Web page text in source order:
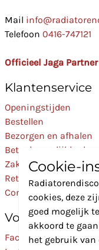
Mail
Telefoon 0416-747121
Officieel Jaga Partner
Klantenservice
Openingstijden
Bestellen
Bezorgen en afhalen
Betaalmogelijkheden
Zakelijk
Retourneren
Contact
Volg Ons
Facebook
Cookie-
cookies, deze
goed mogelijk
akkoord te
het gebruik van